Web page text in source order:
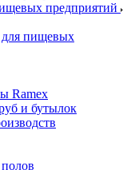
предприятий
пищевых
Ramex
и бутылок